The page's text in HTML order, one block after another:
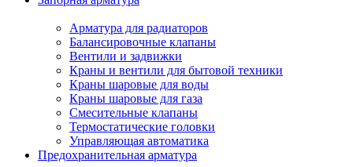
Арматура для радиаторов
Балансировочные клапаны
Вентили и задвижки
Краны и вентили для бытовой техники
Краны шаровые для воды
Краны шаровые для газа
Смесительные клапаны
Термостатические головки
Управляющая автоматика
Предохранительная арматура